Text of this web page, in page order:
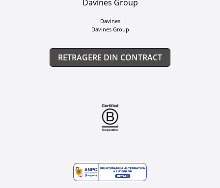
Davines Group
Davines
Davines Group
RETRAGERE DIN CONTRACT